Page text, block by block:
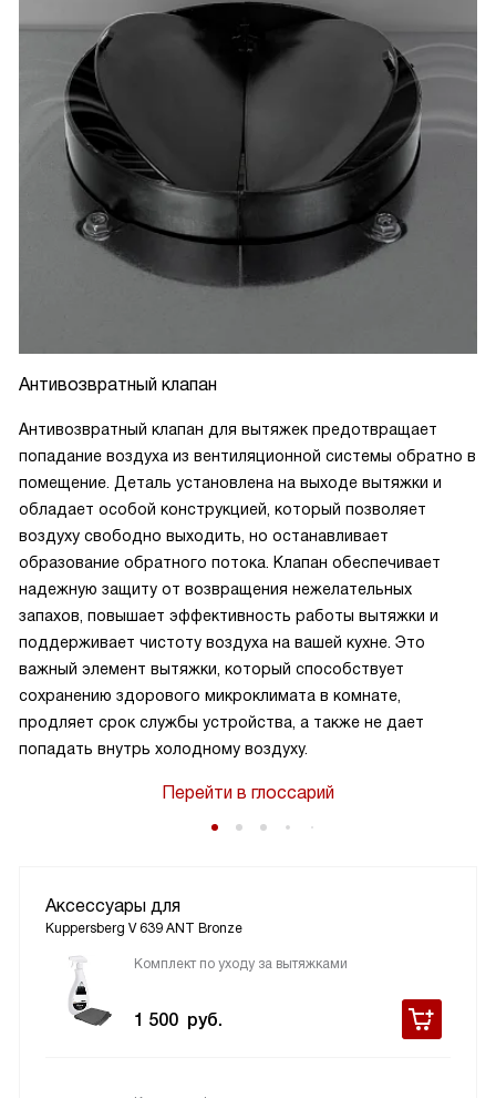
Антивозвратный клапан
Антивозвратный клапан для вытяжек предотвращает
попадание воздуха из вентиляционной системы обратно в
помещение. Деталь установлена на выходе вытяжки и
обладает особой конструкцией, который позволяет
воздуху свободно выходить, но останавливает
образование обратного потока. Клапан обеспечивает
надежную защиту от возвращения нежелательных
запахов, повышает эффективность работы вытяжки и
поддерживает чистоту воздуха на вашей кухне. Это
важный элемент вытяжки, который способствует
сохранению здорового микроклимата в комнате,
продляет срок службы устройства, а также не дает
попадать внутрь холодному воздуху.
Перейти в глоссарий
Аксессуары для
Kuppersberg V 639 ANT Bronze
Комплект по уходу за вытяжками
1 500 руб.